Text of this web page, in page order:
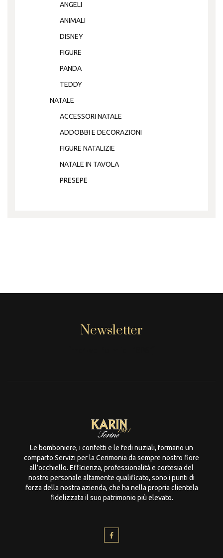
ANGELI
ANIMALI
DISNEY
FIGURE
PANDA
TEDDY
NATALE
ACCESSORI NATALE
ADDOBBI E DECORAZIONI
FIGURE NATALIZIE
NATALE IN TAVOLA
PRESEPE
Newsletter
Le bomboniere, i confetti e le fedi nuziali, formano un
comparto Servizi per la Cerimonia da sempre nostro fiore
all’occhiello. Efficienza, professionalità e cortesia del
nostro personale altamente qualificato, sono i punti di
forza della nostra azienda, che ha nella propria clientela
fidelizzata il suo patrimonio più elevato.